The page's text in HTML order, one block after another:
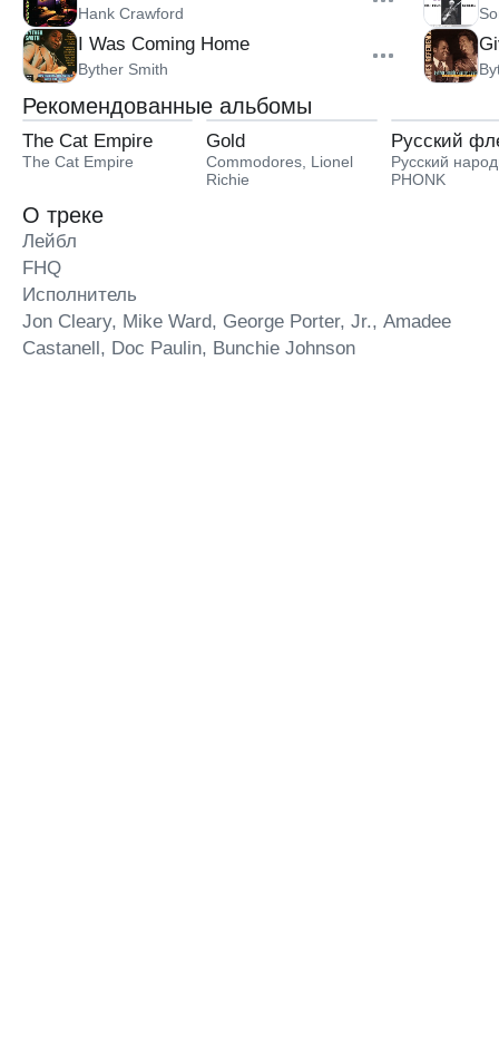
Hank Crawford
I Was Coming Home
Byther Smith
Рекомендованные альбомы
The Cat Empire
The Cat Empire
Gold
Commodores Lionel
Richie
Русский
Русский
PHONK
О треке
Лейбл
FHQ
Исполнитель
Jon Cleary, Mike Ward, George Porter, Jr., Amadee
Castanell, Doc Paulin, Bunchie Johnson